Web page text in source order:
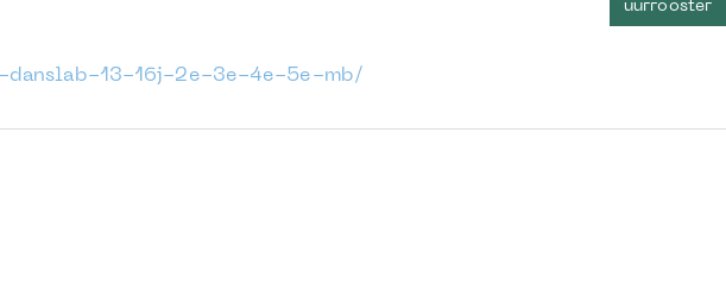
uurrooster
danslab-13-16j-2e-3e-4e-5e-mb/